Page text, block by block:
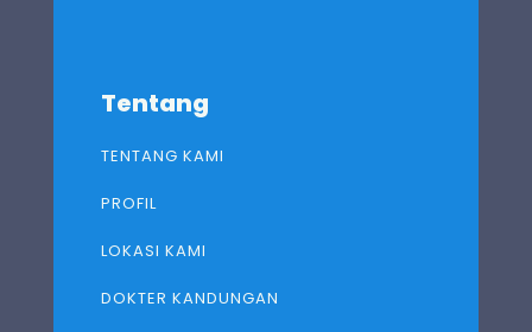
Tentang
TENTANG KAMI
PROFIL
LOKASI KAMI
DOKTER KANDUNGAN